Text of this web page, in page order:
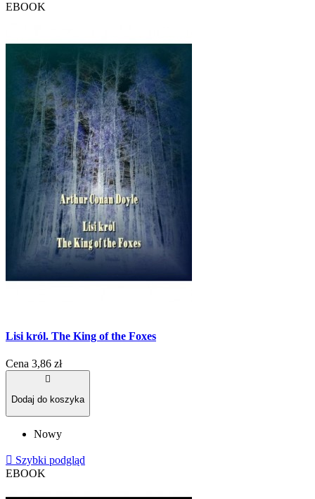
EBOOK
Lisi król. The King of the Foxes
Cena 3,86 zł

Dodaj do koszyka
Nowy
 Szybki podgląd
EBOOK